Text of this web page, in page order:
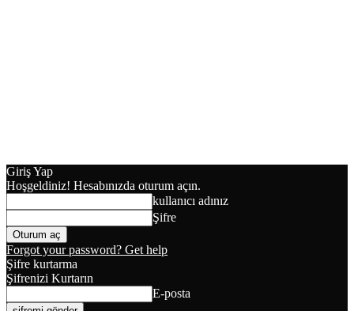
Giriş Yap
Hoşgeldiniz! Hesabınızda oturum açın.
kullanıcı adınız
Şifre
Forgot your password? Get help
Şifre kurtarma
Şifrenizi Kurtarın
E-posta